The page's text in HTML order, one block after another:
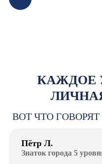
КАЖДОЕ
ВОТ ЧТО
Пётр Л.
Знаток города 5